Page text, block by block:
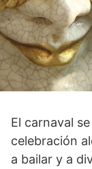
El carnaval
celebración
a bailar y a